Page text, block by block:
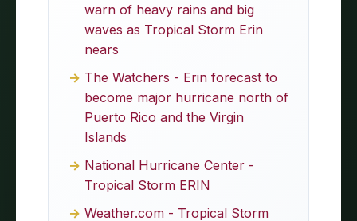
warn of heavy rains and big
waves as Tropical Storm Erin
nears
The Watchers - Erin forecast to
become major hurricane north of
Puerto Rico and the Virgin
Islands
National Hurricane Center -
Tropical Storm ERIN
Weather.com - Tropical Storm